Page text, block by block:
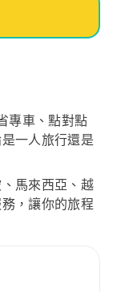
專車、點對點
一人旅行還是
馬來西亞、越
，讓你的旅程